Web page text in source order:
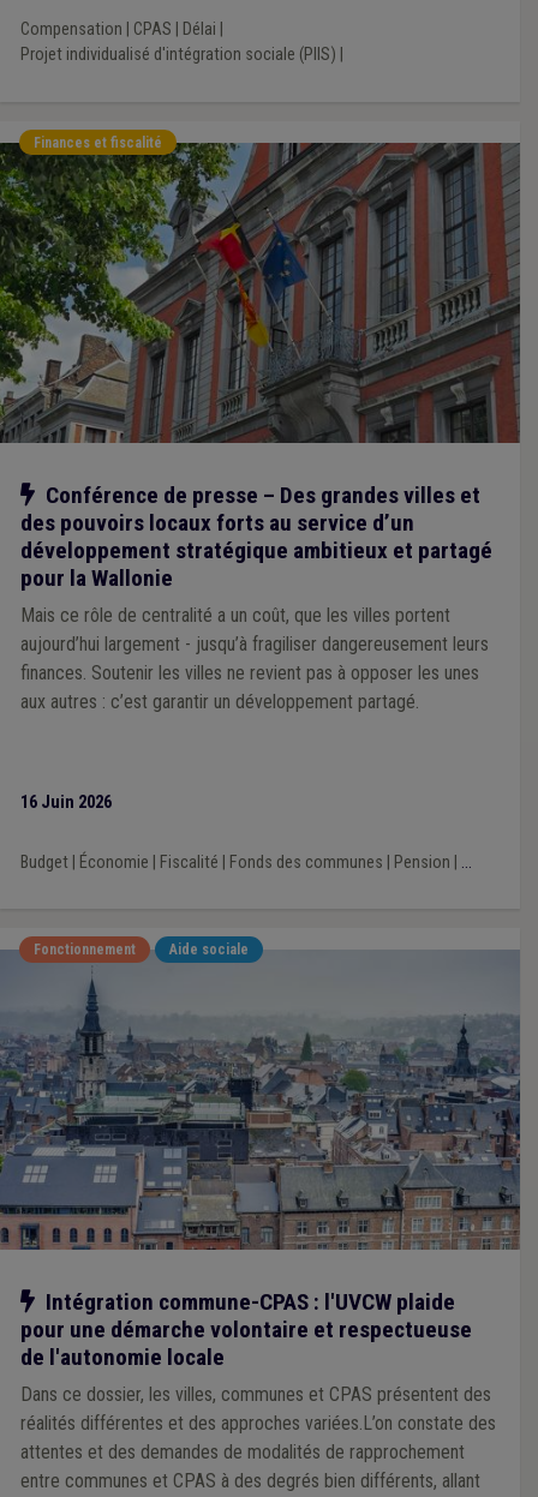
Compensation CPAS Délai
Projet individualisé d'intégration sociale (PIIS)
Finances et fiscalité
Notre action
Conférence de presse – Des grandes villes et
des pouvoirs locaux forts au service d’un
développement stratégique ambitieux et partagé
pour la Wallonie
Mais ce rôle de centralité a un coût, que les villes portent
aujourd’hui largement - jusqu’à fragiliser dangereusement leurs
finances. Soutenir les villes ne revient pas à opposer les unes
aux autres : c’est garantir un développement partagé.
16 Juin 2026
Budget| Économie Fiscalité Fonds des communes Pension ...
Fonctionnement Aide sociale
Notre action
Intégration commune-CPAS : l'UVCW plaide
pour une démarche volontaire et respectueuse
de l'autonomie locale
Dans ce dossier, les villes, communes et CPAS présentent des
réalités différentes et des approches variées.L’on constate des
attentes et des demandes de modalités de rapprochement
entre communes et CPAS à des degrés bien différents, allant